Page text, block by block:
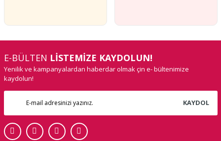
E-BÜLTEN LİSTEMİZE KAYDOLUN!
Yenilik ve kampanyalardan haberdar olmak çin e- bültenimize
kaydolun!
KAYDOL